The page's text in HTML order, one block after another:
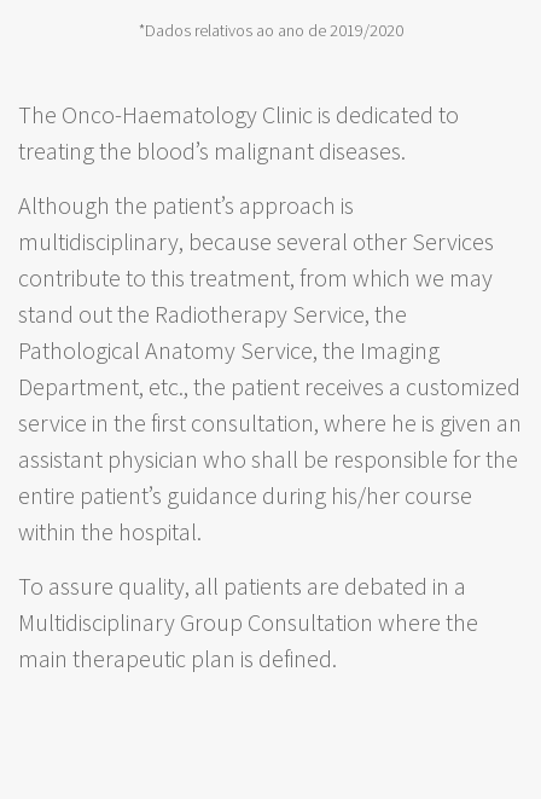
*Dados relativos ao ano de 2019/2020
The Onco-Haematology Clinic is dedicated to
treating the blood’s malignant diseases.
Although the patient’s approach is
multidisciplinary, because several other Services
contribute to this treatment, from which we may
stand out the Radiotherapy Service, the
Pathological Anatomy Service, the Imaging
Department, etc., the patient receives a customized
service in the first consultation, where he is given an
assistant physician who shall be responsible for the
entire patient’s guidance during his/her course
within the hospital.
To assure quality, all patients are debated in a
Multidisciplinary Group Consultation where the
main therapeutic plan is defined.